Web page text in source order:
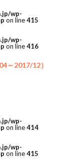
wp-
on line415
wp-
on line416
～2017/12）
wp-
on line414
wp-
on line415